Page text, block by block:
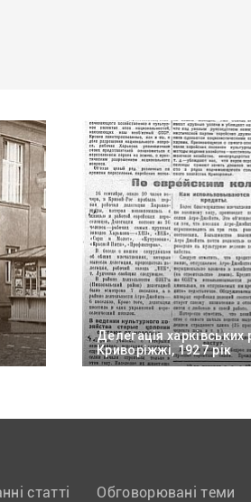
Делегація харківських
Криворіжжі, 1927 рік
статті Обговорювані теми